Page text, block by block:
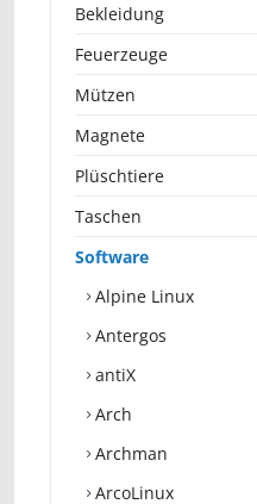
Bekleidung
Feuerzeuge
Mützen
Magnete
Plüschtiere
Taschen
Software
Alpine Linux
Antergos
antiX
Arch
Archman
ArcoLinux